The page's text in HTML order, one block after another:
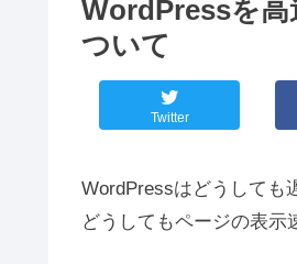
WordPressを
ついて
Twitter
WordPressはどうしても
どうしてもページの表示